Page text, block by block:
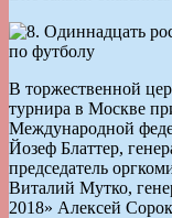
В торжественной
турнира в Москве
Международной
Йозеф Блаттер,
председатель
Виталий Мутко,
2018» Алексей